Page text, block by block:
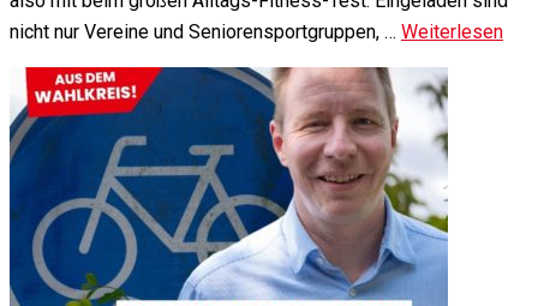
nicht nur Vereine und Seniorensportgruppen, … Weiterlesen